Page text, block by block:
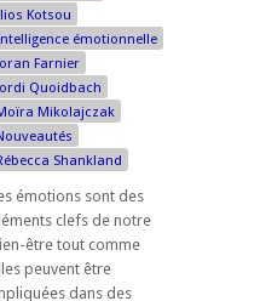
Kotsou
émotionnelle
Farnier
Quoidbach
Mikolajczak
Shankland
émotions sont des
clefs de notre
être tout comme
peuvent être
dans des